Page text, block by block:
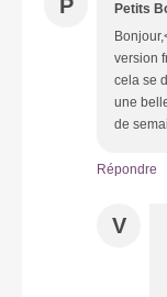
P Petits
version
cela se
une
de
Répondre
V